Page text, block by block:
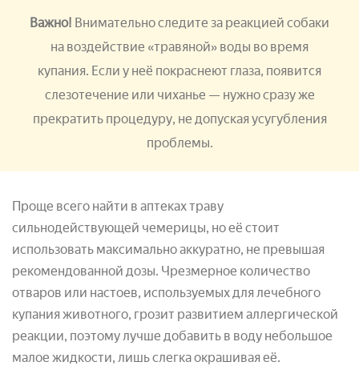
Важно! Внимательно следите за реакцией собаки
на воздействие «травяной» воды во время
купания. Если у неё покраснеют глаза, появится
слезотечение или чиханье — нужно сразу же
прекратить процедуру, не допуская усугубления
проблемы.
Проще всего найти в аптеках траву
сильнодействующей чемерицы, но её стоит
использовать максимально аккуратно, не превышая
рекомендованной дозы. Чрезмерное количество
отваров или настоев, используемых для лечебного
купания животного, грозит развитием аллергической
реакции, поэтому лучше добавить в воду небольшое
малое жидкости, лишь слегка окрашивая её.